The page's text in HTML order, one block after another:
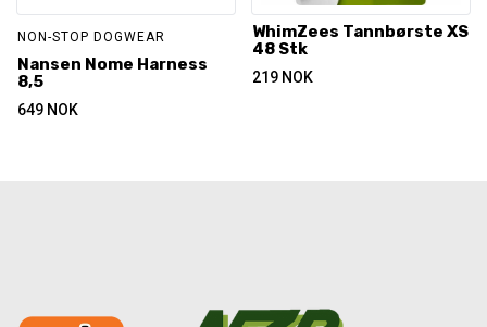
NON-STOP DOGWEAR
Nansen Nome Harness
8,5
649 NOK
WhimZees Tannbørste XS
48 Stk
219 NOK